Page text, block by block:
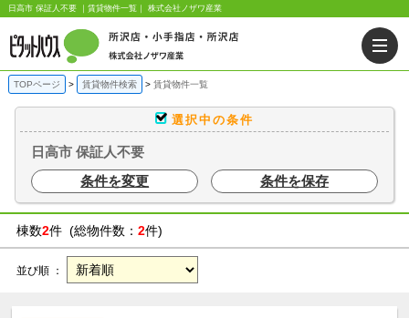
日高市 保証人不要 ｜賃貸物件一覧｜ 株式会社ノザワ産業
TOPページ 賃貸物件検索 賃貸物件一覧
選択中の条件
日高市 保証人不要
条件を変更
条件を保存
棟数2件 (総物件数： 2件)
並び順 ：